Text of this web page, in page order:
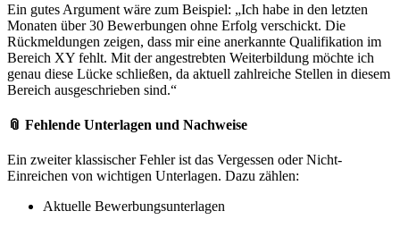
Ein gutes Argument wäre zum Beispiel: „Ich habe in den letzten
Monaten über 30 Bewerbungen ohne Erfolg verschickt. Die
Rückmeldungen zeigen, dass mir eine anerkannte Qualifikation im
Bereich XY fehlt. Mit der angestrebten Weiterbildung möchte ich
genau diese Lücke schließen, da aktuell zahlreiche Stellen in diesem
Bereich ausgeschrieben sind.“
📎 Fehlende Unterlagen und Nachweise
Ein zweiter klassischer Fehler ist das Vergessen oder Nicht-
Einreichen von wichtigen Unterlagen. Dazu zählen:
Aktuelle Bewerbungsunterlagen